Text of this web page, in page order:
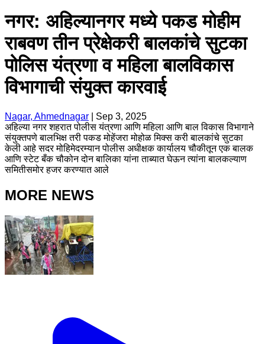
नगर: अहिल्यानगर मध्ये पकड मोहीम
राबवण तीन प्रेक्षेकरी बालकांचे सुटका
पोलिस यंत्रणा व महिला बालविकास
विभागाची संयुक्त कारवाई
Nagar, Ahmednagar
Sep 3, 2025
अहिल्या नगर शहरात पोलीस यंत्रणा आणि महिला आणि बाल विकास विभागाने
संयुक्तपणे बालभिक्ष तरी पकड मोहेंजरा मोहोळ मिक्स करी बालकांचे सुटका
केली आहे सदर मोहिमेदरम्यान पोलीस अधीक्षक कार्यालय चौकीतून एक बालक
आणि स्टेट बँक चौकोन दोन बालिका यांना ताब्यात घेऊन त्यांना बालकल्याण
समितीसमोर हजर करण्यात आले
MORE NEWS